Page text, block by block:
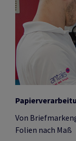
Von
Folien nach Maß